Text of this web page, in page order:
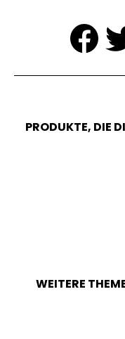
PRODUKTE, DIE
WEITERE